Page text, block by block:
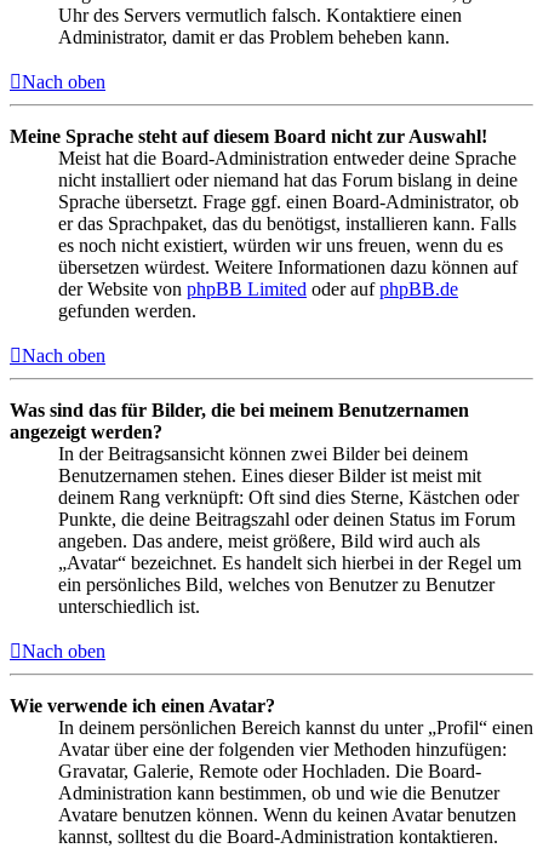
Uhr des Servers vermutlich falsch. Kontaktiere einen
Administrator, damit er das Problem beheben kann.
Nach oben
Meine Sprache steht auf diesem Board nicht zur Auswahl!
Meist hat die Board-Administration entweder deine Sprache
nicht installiert oder niemand hat das Forum bislang in deine
Sprache übersetzt. Frage ggf. einen Board-Administrator, ob
er das Sprachpaket, das du benötigst, installieren kann. Falls
es noch nicht existiert, würden wir uns freuen, wenn du es
übersetzen würdest. Weitere Informationen dazu können auf
der Website von phpBB Limited oder aufphpBB.de
gefunden werden.
Nach oben
Was sind das für Bilder, die bei meinem Benutzernamen
angezeigt werden?
In der Beitragsansicht können zwei Bilder bei deinem
Benutzernamen stehen. Eines dieser Bilder ist meist mit
deinem Rang verknüpft: Oft sind dies Sterne, Kästchen oder
Punkte, die deine Beitragszahl oder deinen Status im Forum
angeben. Das andere, meist größere, Bild wird auch als
„Avatar“ bezeichnet. Es handelt sich hierbei in der Regel um
ein persönliches Bild, welches von Benutzer zu Benutzer
unterschiedlich ist.
Nach oben
Wie verwende ich einen Avatar?
In deinem persönlichen Bereich kannst du unter „Profil“ einen
Avatar über eine der folgenden vier Methoden hinzufügen:
Gravatar, Galerie, Remote oder Hochladen. Die Board-
Administration kann bestimmen, ob und wie die Benutzer
Avatare benutzen können. Wenn du keinen Avatar benutzen
kannst, solltest du die Board-Administration kontaktieren.